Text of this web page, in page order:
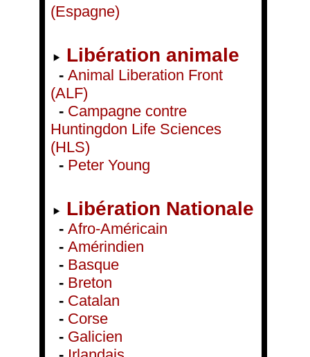
(Espagne)
Libération animale
- Animal Liberation Front
(ALF)
- Campagne contre
Huntingdon Life Sciences
(HLS)
- Peter Young
Libération Nationale
- Afro-Américain
- Amérindien
- Basque
- Breton
- Catalan
- Corse
- Galicien